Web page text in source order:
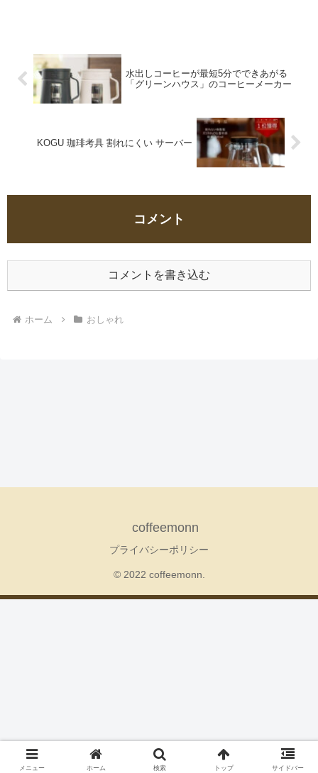
水出しコーヒーが最短5分でできあがる
「グリーンハウス」のコーヒーメーカー
KOGU 珈琲考具 割れにくい サーバー
コメント
コメントを書き込む
ホーム おしゃれ
coffeemonn
プライバシーポリシー
© 2022 coffeemonn.
メニュー ホーム 検索 トップ サイドバー